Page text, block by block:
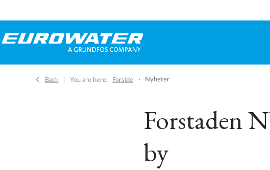
Back You are here: Forside Nyheter
Forstaden
by